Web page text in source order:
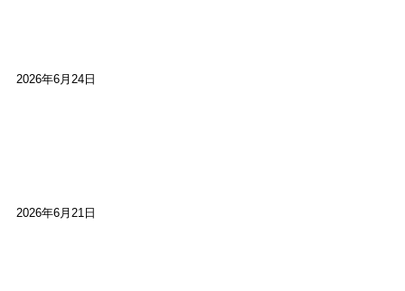
2026年6月24日
2026年6月21日